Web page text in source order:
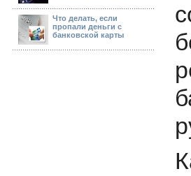
Что делать, если
пропали деньги с
банковской карты